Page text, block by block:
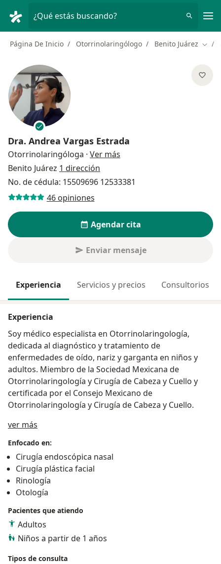
¿Qué estás buscando?
Página De Inicio Otorrinolaringólogo Benito Juárez
Dra. Andrea Vargas Estrada
Otorrinolaringóloga · Ver más
Benito Juárez 1 dirección
No. de cédula: 15509696 12533381
46 opiniones
Agendar cita
Enviar mensaje
Experiencia Servicios y precios Consultorios
Experiencia
Soy médico especialista en Otorrinolaringología,
dedicada al diagnóstico y tratamiento de
enfermedades de oído, nariz y garganta en niños y
adultos. Miembro de la Sociedad Mexicana de
Otorrinolaringología y Cirugía de Cabeza y Cuello y
certificada por el Consejo Mexicano de
Otorrinolaringología y Cirugía de Cabeza y Cuello.
ver más
Enfocado en:
Cirugía endoscópica nasal
Cirugía plástica facial
Rinología
Otología
Pacientes que atiendo
Adultos
Niños a partir de 1 años
Tipos de consulta